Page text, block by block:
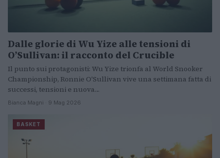
Dalle glorie di Wu Yize alle tensioni di
O’Sullivan: il racconto del Crucible
Il punto sui protagonisti: Wu Yize trionfa al World Snooker
Championship, Ronnie O'Sullivan vive una settimana fatta di
successi, tensioni e nuova…
Bianca Magni · 9 Mag 2026
BASKET